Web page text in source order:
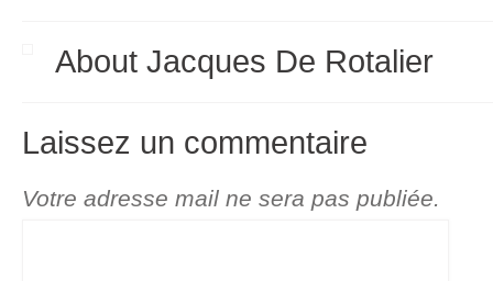
About Jacques De Rotalier
Laissez un commentaire
Votre adresse mail ne sera pas publiée.